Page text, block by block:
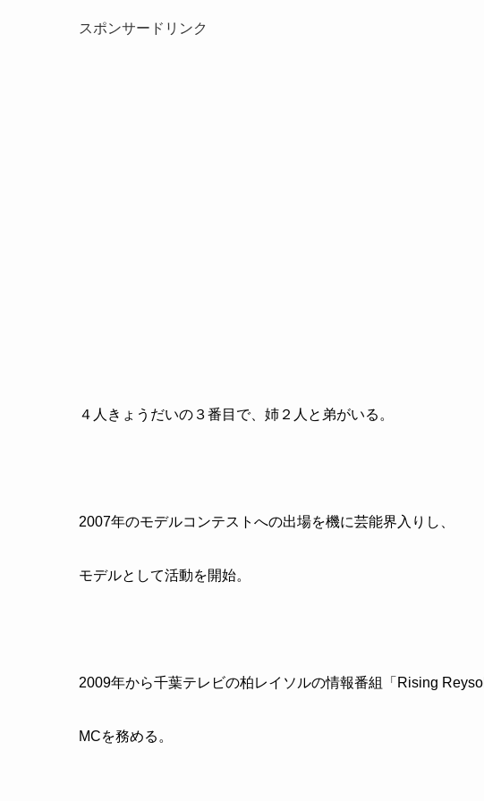
スポンサードリンク
４人きょうだいの３番目で、姉２人と弟がいる。
2007年のモデルコンテストへの出場を機に芸能界入りし、
モデルとして活動を開始。
2009年から千葉テレビの柏レイソルの情報番組「 Rising Reysol
MCを務める。